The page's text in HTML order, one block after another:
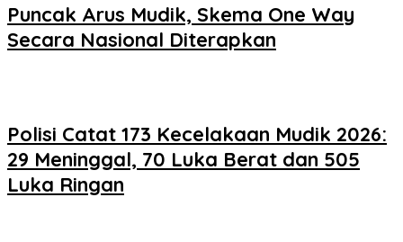
Puncak Arus Mudik, Skema One Way
Secara Nasional Diterapkan
Polisi Catat 173 Kecelakaan Mudik 2026:
29 Meninggal, 70 Luka Berat dan 505
Luka Ringan